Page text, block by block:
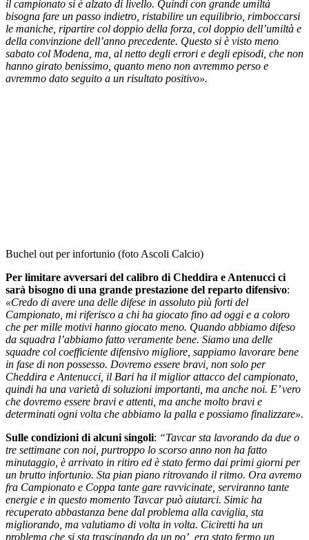
il campionato si è alzato di livello. Quindi con grande umiltà
bisogna fare un passo indietro, ristabilire un equilibrio, rimboccarsi
le maniche, ripartire col doppio della forza, col doppio dell’umiltà e
della convinzione dell’anno precedente. Questo si è visto meno
sabato col Modena, ma, al netto degli errori e degli episodi, che non
hanno girato benissimo, quanto meno non avremmo perso e
avremmo dato seguito a un risultato positivo».
Buchel out per infortunio (foto Ascoli Calcio)
Per limitare avversari del calibro di Cheddira e Antenucci ci
sarà bisogno di una grande prestazione del reparto difensivo:
«Credo di avere una delle difese in assoluto più forti del
Campionato, mi riferisco a chi ha giocato fino ad oggi e a coloro
che per mille motivi hanno giocato meno. Quando abbiamo difeso
da squadra l’abbiamo fatto veramente bene. Siamo una delle
squadre col coefficiente difensivo migliore, sappiamo lavorare bene
in fase di non possesso. Dovremo essere bravi, non solo per
Cheddira e Antenucci, il Bari ha il miglior attacco del campionato,
quindi ha una varietà di soluzioni importanti, ma anche noi. E’ vero
che dovremo essere bravi e attenti, ma anche molto bravi e
determinati ogni volta che abbiamo la palla e possiamo finalizzare».
Sulle condizioni di alcuni singoli: “Tavcar sta lavorando da due o
tre settimane con noi, purtroppo lo scorso anno non ha fatto
minutaggio, è arrivato in ritiro ed è stato fermo dai primi giorni per
un brutto infortunio. Sta pian piano ritrovando il ritmo. Ora avremo
fra Campionato e Coppa tante gare ravvicinate, serviranno tante
energie e in questo momento Tavcar può aiutarci. Simic ha
recuperato abbastanza bene dal problema alla caviglia, sta
migliorando, ma valutiamo di volta in volta. Ciciretti ha un
problema che si sta trascinando da un po’, era stato fermo un